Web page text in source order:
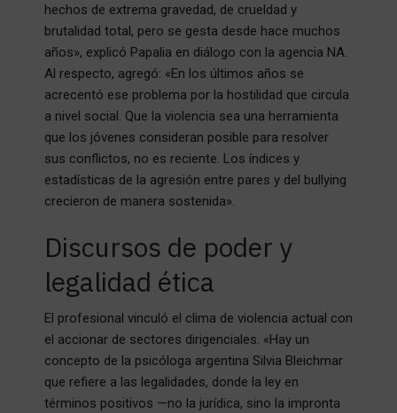
hechos de extrema gravedad, de crueldad y
brutalidad total, pero se gesta desde hace muchos
años», explicó Papalia en diálogo con la agencia NA.
Al respecto, agregó: «En los últimos años se
acrecentó ese problema por la hostilidad que circula
a nivel social. Que la violencia sea una herramienta
que los jóvenes consideran posible para resolver
sus conflictos, no es reciente. Los índices y
estadísticas de la agresión entre pares y del bullying
crecieron de manera sostenida».
Discursos de poder y
legalidad ética
El profesional vinculó el clima de violencia actual con
el accionar de sectores dirigenciales. «Hay un
concepto de la psicóloga argentina Silvia Bleichmar
que refiere a las legalidades, donde la ley en
términos positivos —no la jurídica, sino la impronta